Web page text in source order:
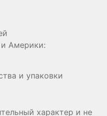
Америки:
и упаковки
характер и не